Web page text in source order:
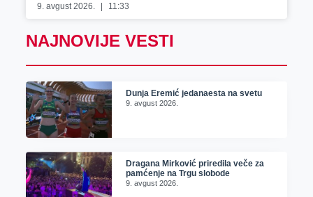
9. avgust 2026. 11:33
NAJNOVIJE VESTI
Dunja Eremić jedanaesta na svetu
9. avgust 2026.
Dragana Mirković priredila veče za
pamćenje na Trgu slobode
9. avgust 2026.